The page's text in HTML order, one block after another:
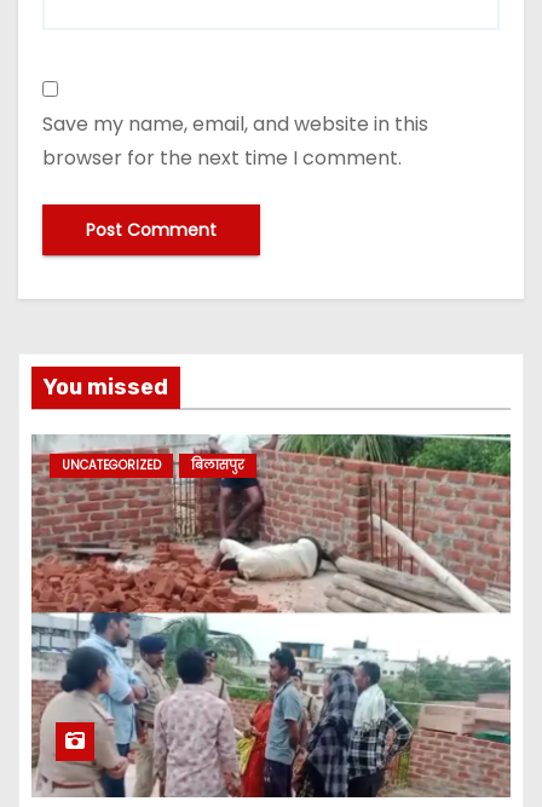
Save my name, email, and website in this
browser for the next time I comment.
You missed
UNCATEGORIZED बिलासपुर